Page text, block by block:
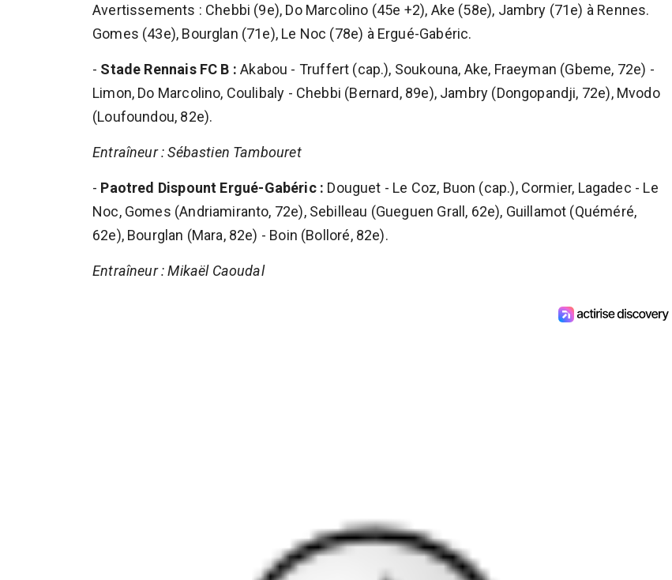
Avertissements : Chebbi (9e), Do Marcolino (45e +2), Ake (58e), Jambry (71e) à Rennes.
Gomes (43e), Bourglan (71e), Le Noc (78e) à Ergué-Gabéric.
- Stade Rennais FC B : Akabou - Truffert (cap.), Soukouna, Ake, Fraeyman (Gbeme, 72e) -
Limon, Do Marcolino, Coulibaly - Chebbi (Bernard, 89e), Jambry (Dongopandji, 72e), Mvodo
(Loufoundou, 82e).
Entraîneur : Sébastien Tambouret
- Paotred Dispount Ergué-Gabéric : Douguet - Le Coz, Buon (cap.), Cormier, Lagadec - Le
Noc, Gomes (Andriamiranto, 72e), Sebilleau (Gueguen Grall, 62e), Guillamot (Quéméré,
62e), Bourglan (Mara, 82e) - Boin (Bolloré, 82e).
Entraîneur : Mikaël Caoudal